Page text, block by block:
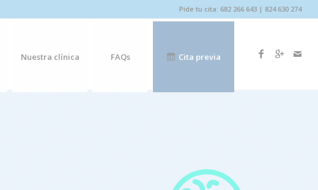
Pide tu cita: 682 266 643 | 824 630 274
Nuestra clínica FAQs Cita previa